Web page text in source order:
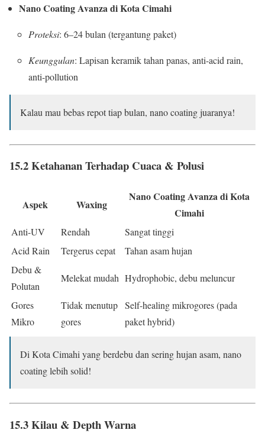
Nano Coating Avanza di Kota Cimahi
Proteksi: 6–24 bulan (tergantung paket)
Keunggulan: Lapisan keramik tahan panas, anti-acid rain,
anti-pollution
Kalau mau bebas repot tiap bulan, nano coating juaranya!
15.2 Ketahanan Terhadap Cuaca & Polusi
Aspek Waxing
Nano Coating Avanza di Kota
Cimahi
Anti-UV Rendah
Sangat tinggi
Acid Rain
Tergerus cepat
Tahan asam hujan
Debu &
Polutan
Melekat mudah Hydrophobic, debu meluncur
Gores
Mikro
Tidak menutup
gores
Self-healing mikrogores (pada
paket hybrid)
Di Kota Cimahi yang berdebu dan sering hujan asam, nano
coating lebih solid!
15.3 Kilau & Depth Warna